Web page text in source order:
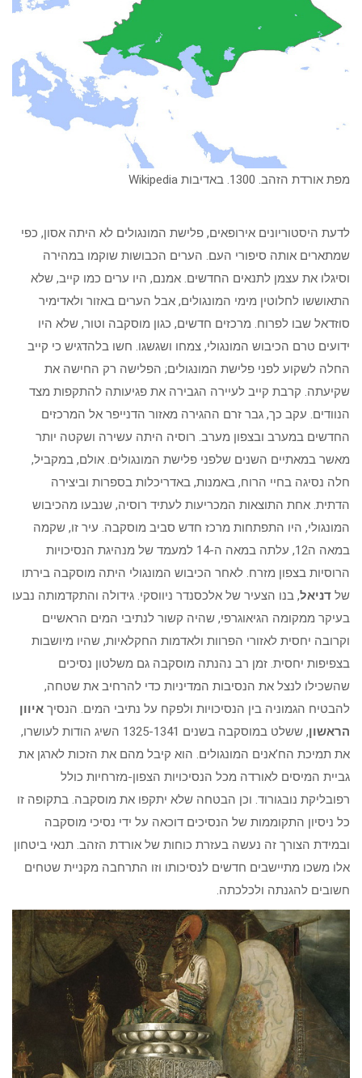
מפת אורדת הזהב. 1300. באדיבות Wikipedia
לדעת היסטוריונים אירופאים, פלישת המונגולים לא היתה אסון, כפי
שמתארים אותה סיפורי העם. הערים הכבושות שוקמו במהירה
וסיגלו את עצמן לתנאים החדשים. אמנם, היו ערים כמו קייב, שלא
התאוששו לחלוטין מימי המונגולים, אבל הערים באזור ולאדימיר
סוזדאל שבו לפרוח. מרכזים חדשים, כגון מוסקבה וטור, שלא היו
ידועים טרם הכיבוש המונגולי, צמחו ושגשגו. חשו בלהדגיש כי קייב
החלה לשקוע לפני פלישת המונגולים; הפלישה רק החישה את
שקיעתה. קרבת קייב לעיירה הגבירה את פגיעותה להתקפות מצד
הנוודים. עקב כך, גבר זרם ההגירה מאזור הדנייפר אל המרכזים
החדשים במערב ובצפון מערב. רוסיה היתה עשירה ושקטה יותר
מאשר במאתיים השנים שלפני פלישת המונגולים. אולם, במקביל,
חלה נסיגה בחיי הרוח, באמנות, באדריכלות בספרות וביצירה
הדתית. אחת התוצאות המכריעות לעתיד רוסיה, שנבעו מהכיבוש
המונגולי, היו התפתחות מרכז חדש סביב מוסקבה. עיר זו, שקמה
במאה ה12, עלתה במאה ה-14 למעמד של מנהיגת הנסיכויות
הרוסיות בצפון מזרח. לאחר הכיבוש המונגולי היתה מוסקבה בירתו
של דניאל, בנו הצעיר של אלכסנדר ניווסקי. גידולה והתקדמותה נבעו
בעיקר ממקומה הגיאוגרפי, שהיה קשור לנתיבי המים הראשיים
וקרובה יחסית לאזורי הפרוות ולאדמות החקלאיות, שהיו מיושבות
בצפיפות יחסית. זמן רב נהנתה מוסקבה גם משלטון נסיכים
שהשכילו לנצל את הנסיבות המדיניות כדי להרחיב את שטחה,
להבטיח הגמוניה בין הנסיכויות ולפקח על נתיבי המים. הנסיך איוון
הראשון
, ששלט במוסקבה בשנים 1325-1341 השיג הודות לעושרו,
את תמיכת הח’אנים המונגולים. הוא קיבל מהם את הזכות לארגן את
גביית המיסים לאורדה מכל הנסיכויות הצפון-מזרחיות כולל
רפובליקת נובגורוד. וכן הבטחה שלא יתקפו את מוסקבה. בתקופה זו
כל ניסיון התקוממות של הנסיכים דוכאה על ידי נסיכי מוסקבה
ובמידת הצורך זה נעשה בעזרת כוחות של אורדת הזהב. תנאי ביטחון
אלו משכו מתיישבים חדשים לנסיכותו וזו התרחבה מקניית שטחים
חשובים להגנתה ולכלכתה.